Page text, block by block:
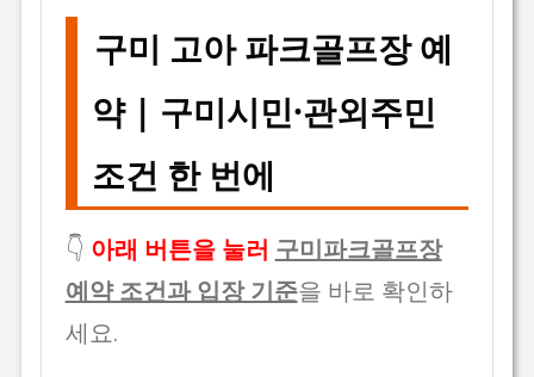
구미 고아 파크골프장 예
약 | 구미시민·관외주민
조건 한 번에
👇 아래 버튼을 눌러 구미파크골프장
예약 조건과 입장 기준을 바로 확인하
세요.